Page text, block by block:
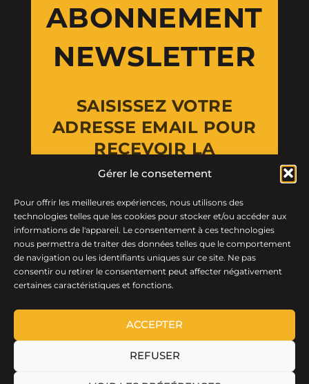
Gérer le consetement
Pour offrir les meilleures expériences, nous utilisons des
technologies telles que les cookies pour stocker et/ou accéder aux
informations de l'appareil. Le consentement à ces technologies
nous permettra de traiter des données telles que le comportement
de navigation ou les identifiants uniques sur ce site. Ne pas
consentir ou retirer le consentement peut affecter négativement
certaines caractéristiques et fonctions.
ACCEPTER
REFUSER
ABONNEMENT
NEWSLETTER
SAISISSEZ VOTRE
ADRESSE EMAIL POUR
RECEVOIR LA
NEWSLETTER
Email Address
LTF © 2026 · Tous droits réservés.